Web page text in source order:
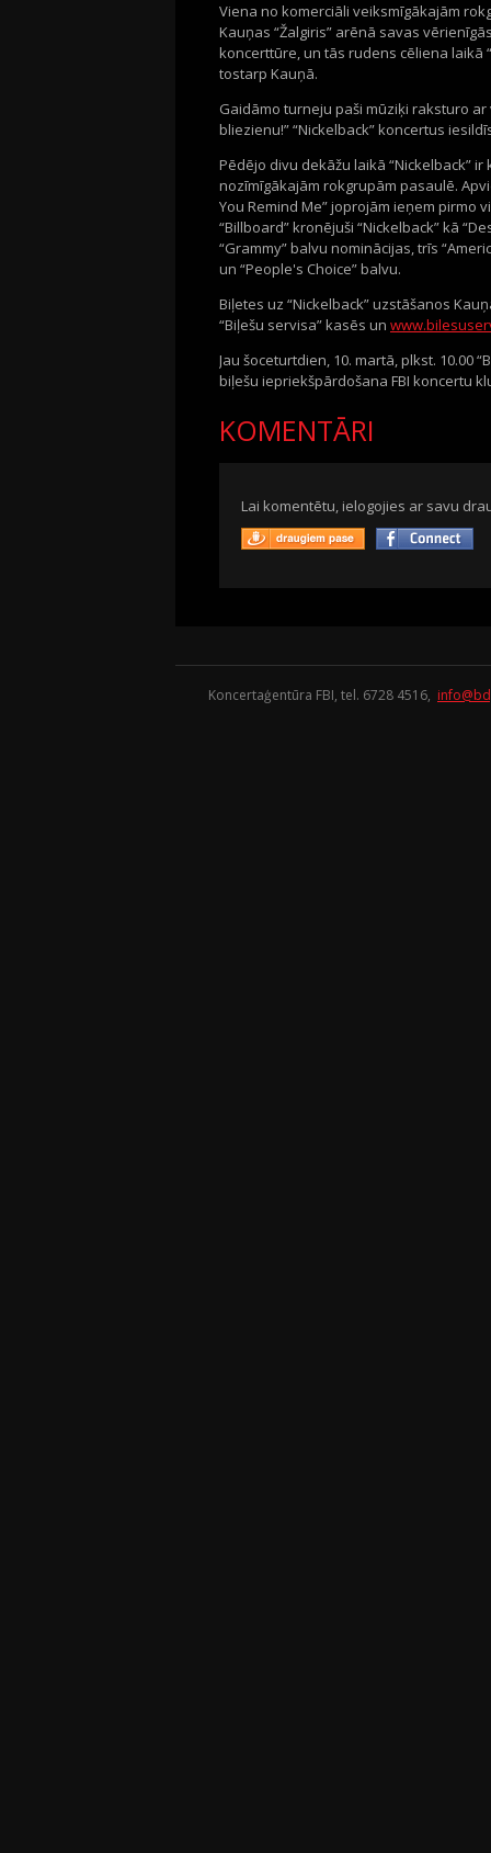
Viena no komerciāli veiksmīgākajām
Kauņas “Žalgiris” arēnā savas
koncerttūre, un tās rudens cēliena laikā
tostarp Kauņā.
Gaidāmo turneju paši mūziķi raksturo
bliezienu!” “Nickelback” koncertus
Pēdējo divu dekāžu laikā “Nickelback”
nozīmīgākajām rokgrupām pasaulē.
You Remind Me” joprojām ieņem pirmo
“Billboard” kronējuši “Nickelback” kā
“Grammy” balvu nominācijas, trīs
un “People's Choice” balvu.
Biļetes uz “Nickelback” uzstāšanos
“Biļešu servisa” kasēs un
Jau šoceturtdien, 10. martā, plkst. 10.00
biļešu iepriekšpārdošana FBI koncertu
KOMENTĀRI
Lai komentētu, ielogojies ar savu
Koncertaģentūra FBI, tel. 6728 4516,